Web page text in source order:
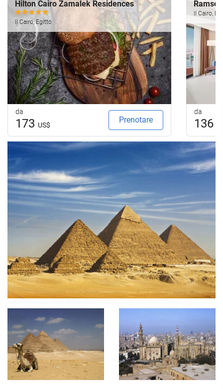
Hilton Cairo Zamalek Residences
Il Cairo, Egitto
da
173 US$
Prenotare
Il Cairo,
da
136